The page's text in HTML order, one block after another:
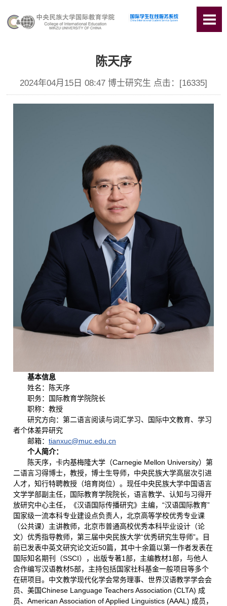
陈天序
2024年04月15日 08:47 博士研究生 点击：[16335]
基本信息
姓名：陈天序
职务：国际教育学院院长
职称：教授
研究方向：第二语言阅读与词汇学习、国际中文教育、学习
者个体差异研究
邮箱：tianxuc@muc.edu.cn
个人简介：
陈天序，卡内基梅隆大学（Carnegie Mellon University）第
二语言习得博士，教授，博士生导师，中央民族大学高层次引进
人才，知行特聘教授（培育岗位）。现任中央民族大学中国语言
文学学部副主任，国际教育学院院长，语言教学、认知与习得开
放研究中心主任，《汉语国际传播研究》主编，“汉语国际教育”
国家级一流本科专业建设点负责人，北京高等学校优秀专业课
（公共课）主讲教师，北京市普通高校优秀本科毕业设计（论
文）优秀指导教师，第三届中央民族大学“优秀研究生导师”。目
前已发表中英文研究论文近50篇，其中十余篇以第一作者发表在
国际知名期刊（SSCI），出版专著1部，主编教材1部，与他人
合作编写汉语教材5部，主持包括国家社科基金一般项目等多个
在研项目。中文教学现代化学会常务理事、世界汉语教学学会会
员、美国Chinese Language Teachers Association (CLTA) 成
员、American Association of Applied Linguistics (AAAL) 成员，